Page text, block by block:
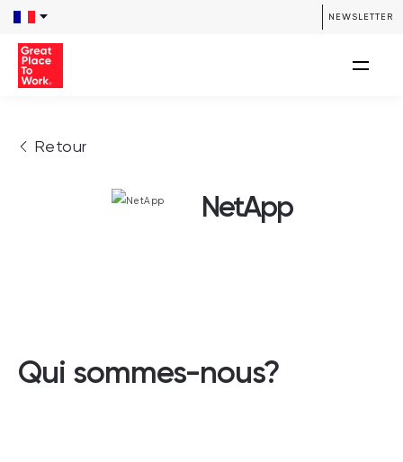
NEWSLETTER
Retour
NetApp
Qui sommes-nous?